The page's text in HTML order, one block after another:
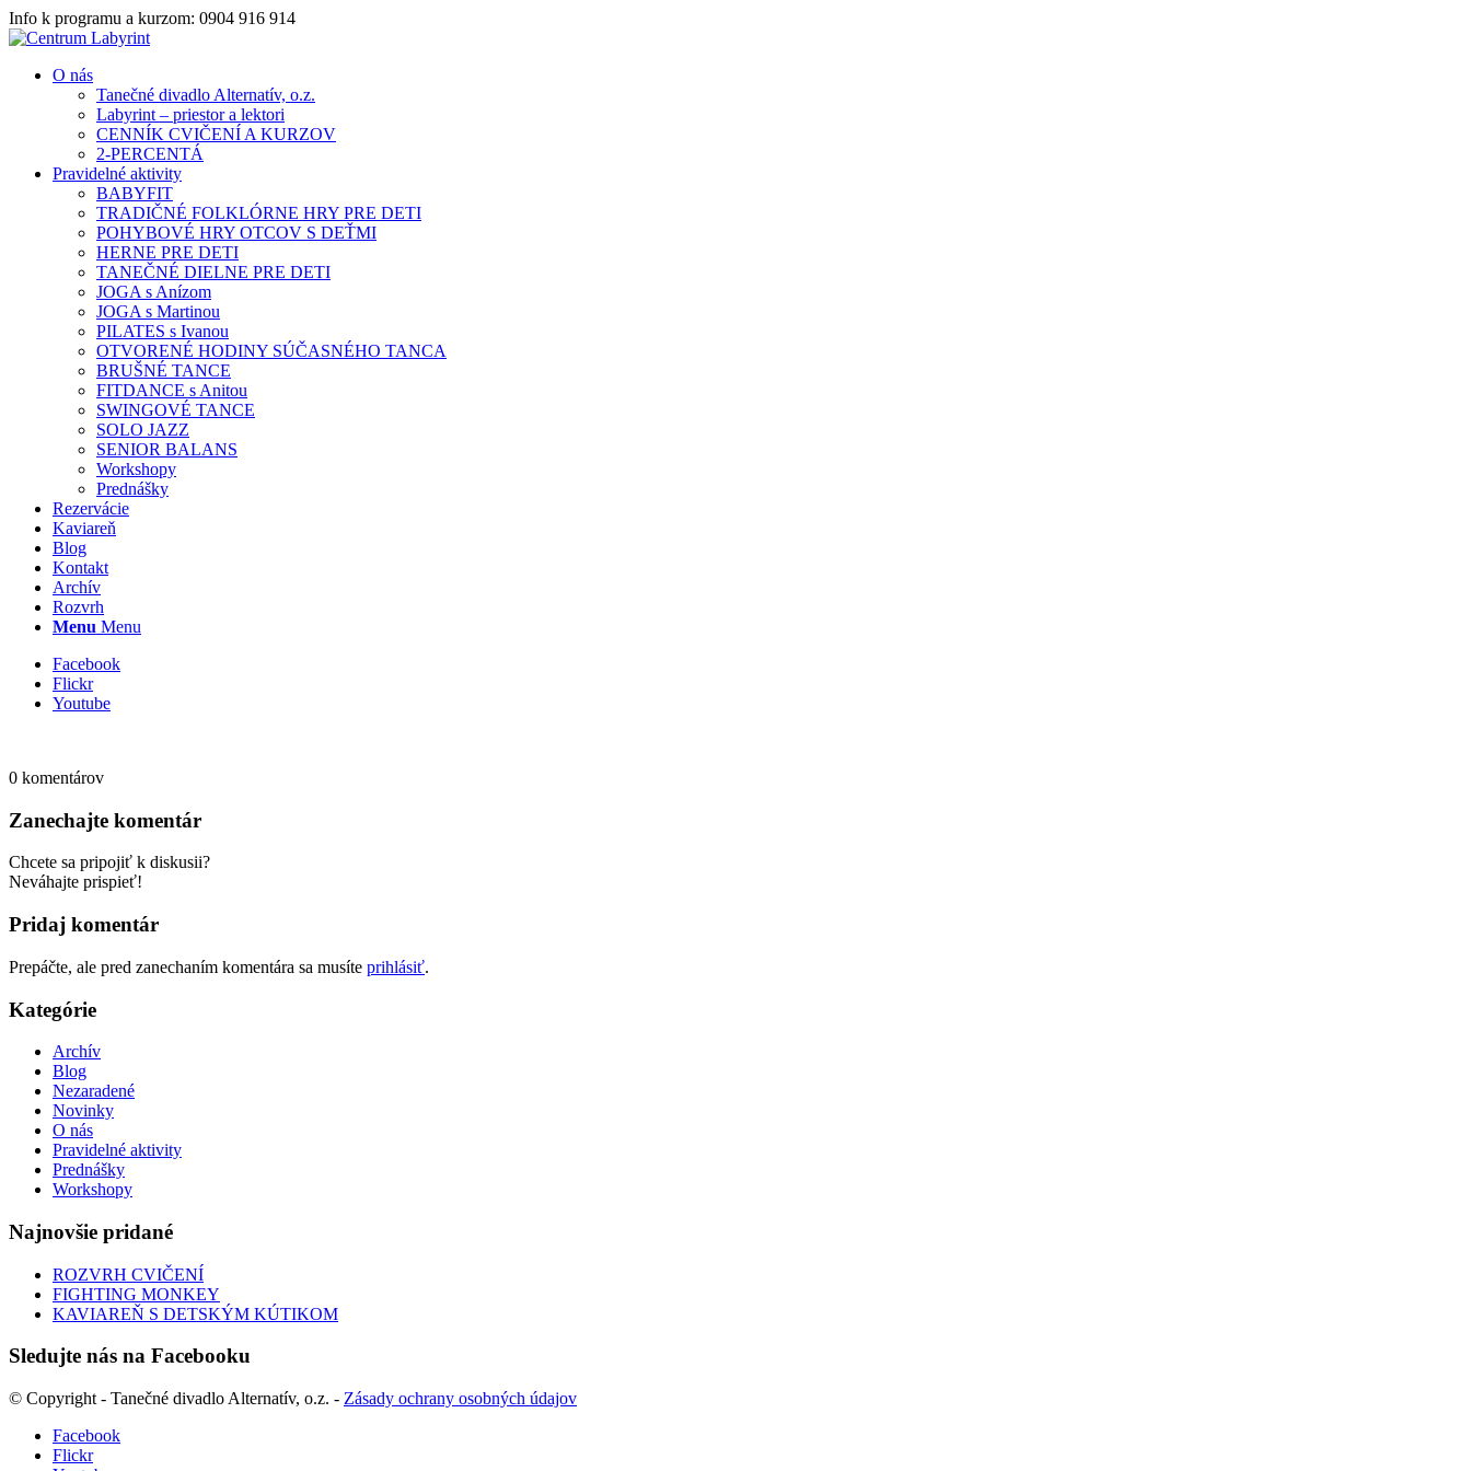
Info k programu a kurzom: 0904 916 914
O nás
Tanečné divadlo Alternatív, o.z.
Labyrint – priestor a lektori
CENNÍK CVIČENÍ A KURZOV
2-PERCENTÁ
Pravidelné aktivity
BABYFIT
TRADIČNÉ FOLKLÓRNE HRY PRE DETI
POHYBOVÉ HRY OTCOV S DEŤMI
HERNE PRE DETI
TANEČNÉ DIELNE PRE DETI
JOGA s Anízom
JOGA s Martinou
PILATES s Ivanou
OTVORENÉ HODINY SÚČASNÉHO TANCA
BRUŠNÉ TANCE
FITDANCE s Anitou
SWINGOVÉ TANCE
SOLO JAZZ
SENIOR BALANS
Workshopy
Prednášky
Rezervácie
Kaviareň
Blog
Kontakt
Archív
Rozvrh
Menu Menu
Facebook
Flickr
Youtube
0 komentárov
Zanechajte komentár
Chcete sa pripojiť k diskusii?
Neváhajte prispieť!
Pridaj komentár
Prepáčte, ale pred zanechaním komentára sa musíte prihlásiť.
Kategórie
Archív
Blog
Nezaradené
Novinky
O nás
Pravidelné aktivity
Prednášky
Workshopy
Najnovšie pridané
ROZVRH CVIČENÍ
FIGHTING MONKEY
KAVIAREŇ S DETSKÝM KÚTIKOM
Sledujte nás na Facebooku
© Copyright - Tanečné divadlo Alternatív, o.z. - Zásady ochrany osobných údajov
Facebook
Flickr